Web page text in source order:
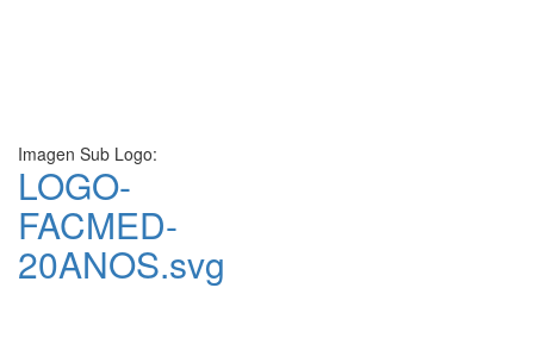
Imagen Sub Logo:
LOGO-
FACMED-
20ANOS.svg